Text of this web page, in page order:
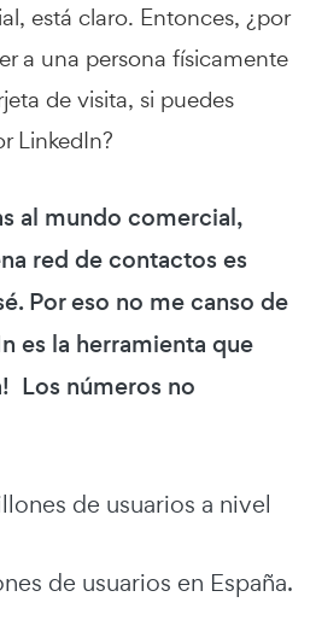
está claro. Entonces, ¿por
a una persona físicamente
de visita, si puedes
LinkedIn?
al mundo comercial,
red de contactos es
Por eso no me canso de
es la herramienta que
Los números no
de usuarios a nivel
de usuarios en España.